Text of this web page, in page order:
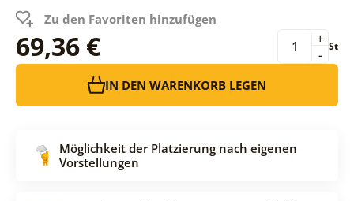
Zu den Favoriten hinzufügen
69,36 € -
+ St
IN DEN WARENKORB LEGEN
Möglichkeit der Platzierung nach eigenen
Vorstellungen